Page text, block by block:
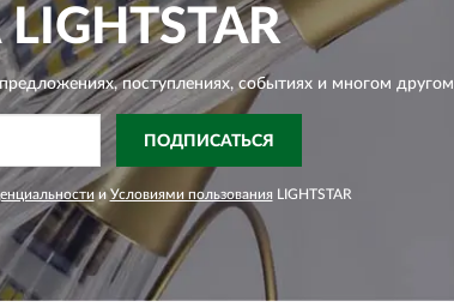
LIGHTSTAR
поступлениях, событиях и многом другом
ПОДПИСАТЬСЯ
иУсловиями пользования LIGHTSTAR